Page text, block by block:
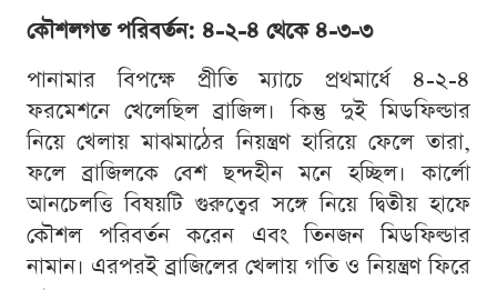
কৌশলগত পরিবর্তন: ৪-২-৪ থেকে ৪-৩-৩
পানামার বিপক্ষে প্রীতি ম্যাচে প্রথমার্ধে ৪-২-৪
ফরমেশনে খেলেছিল ব্রাজিল। কিন্তু দুই মিডফিল্ডার
নিয়ে খেলায় মাঝমাঠের নিয়ন্ত্রণ হারিয়ে ফেলে তারা,
ফলে ব্রাজিলকে বেশ ছন্দহীন মনে হচ্ছিল। কার্লো
আনচেলত্তি বিষয়টি গুরুত্বের সঙ্গে নিয়ে দ্বিতীয় হাফে
কৌশল পরিবর্তন করেন এবং তিনজন মিডফিল্ডার
নামান। এরপরই ব্রাজিলের খেলায় গতি ও নিয়ন্ত্রণ ফিরে